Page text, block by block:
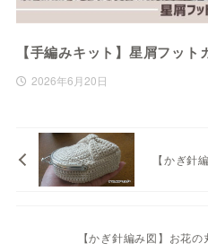
【手編みキット】星屑フット
2026年6月20日
【かぎ針
【かぎ針編み図】お花の